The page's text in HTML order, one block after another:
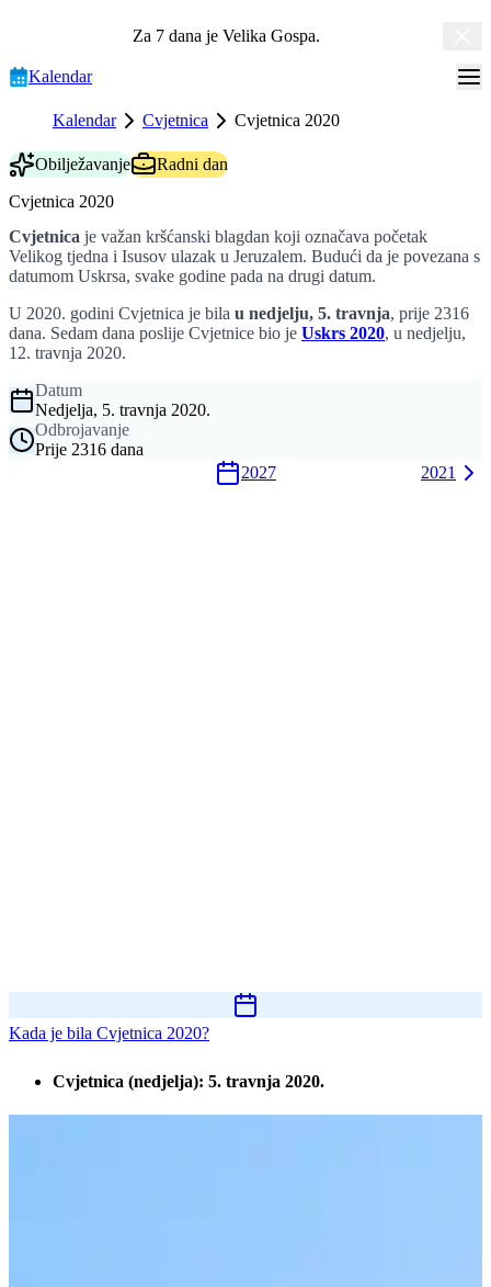
Za 7 dana je Velika Gospa.
Kalendar
Kalendar Cvjetnica Cvjetnica 2020
Obilježavanje Radni dan
Cvjetnica 2020
Cvjetnica je važan kršćanski blagdan koji označava početak
Velikog tjedna i Isusov ulazak u Jeruzalem. Budući da je povezana s
datumom Uskrsa, svake godine pada na drugi datum.
U 2020. godini Cvjetnica je bila u nedjelju, 5. travnja, prije 2316
dana. Sedam dana poslije Cvjetnice bio je Uskrs 2020, u nedjelju,
12. travnja 2020.
Datum
Nedjelja, 5. travnja 2020.
Odbrojavanje
Prije 2316 dana
2027
2021
Kada je bila Cvjetnica 2020?
Cvjetnica (nedjelja): 5. travnja 2020.